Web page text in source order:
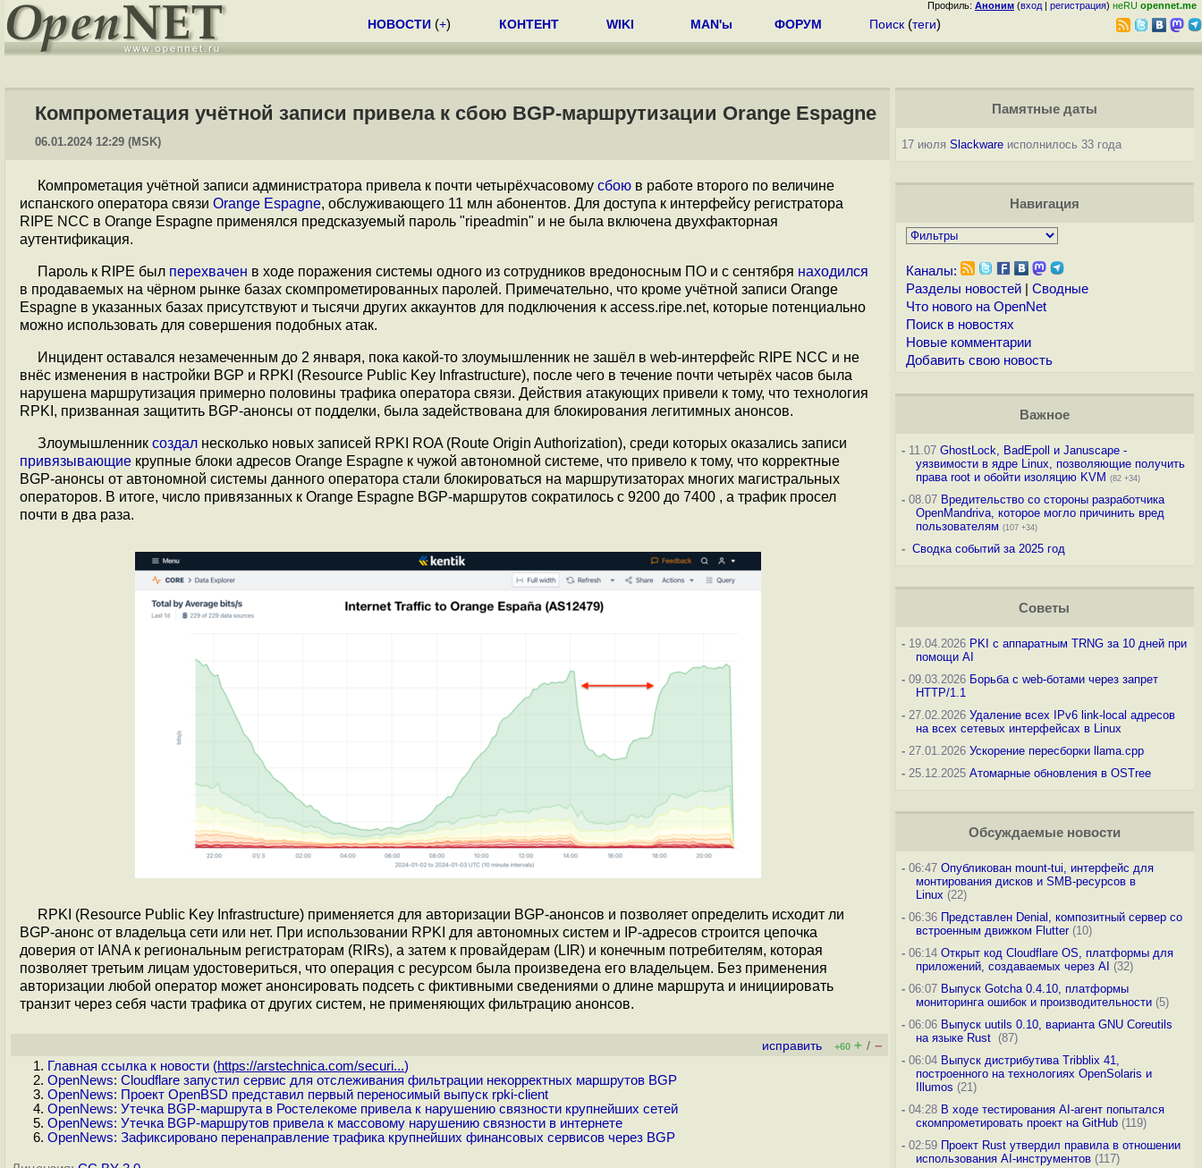
Профиль: Аноним (вход | регистрация) неRU opennet.me
НОВОСТИ (+) КОНТЕНТ WIKI MAN'ы ФОРУМ Поиск (теги)
Компрометация учётной записи привела к сбою BGP-маршрутизации Orange Espagne
06.01.2024 12:29 (MSK)
Компрометация учётной записи администратора привела к почти четырёхчасовому сбою в работе второго по величине
испанского оператора связи Orange Espagne, обслуживающего 11 млн абонентов. Для доступа к интерфейсу регистратора
RIPE NCC в Orange Espagne применялся предсказуемый пароль "ripeadmin" и не была включена двухфакторная
аутентификация.
Пароль к RIPE был перехвачен в ходе поражения системы одного из сотрудников вредоносным ПО и с сентября находился
в продаваемых на чёрном рынке базах скомпрометированных паролей. Примечательно, что кроме учётной записи Orange
Espagne в указанных базах присутствуют и тысячи других аккаунтов для подключения к access.ripe.net, которые потенциально
можно использовать для совершения подобных атак.
Инцидент оставался незамеченным до 2 января, пока какой-то злоумышленник не зашёл в web-интерфейс RIPE NCC и не
внёс изменения в настройки BGP и RPKI (Resource Public Key Infrastructure), после чего в течение почти четырёх часов была
нарушена маршрутизация примерно половины трафика оператора связи. Действия атакующих привели к тому, что технология
RPKI, призванная защитить BGP-анонсы от подделки, была задействована для блокирования легитимных анонсов.
Злоумышленник создал несколько новых записей RPKI ROA (Route Origin Authorization), среди которых оказались записи
привязывающие крупные блоки адресов Orange Espagne к чужой автономной системе, что привело к тому, что корректные
BGP-анонсы от автономной системы данного оператора стали блокироваться на маршрутизаторах многих магистральных
операторов. В итоге, число привязанных к Orange Espagne BGP-маршрутов сократилось с 9200 до 7400 , а трафик просел
почти в два раза.
RPKI (Resource Public Key Infrastructure) применяется для авторизации BGP-анонсов и позволяет определить исходит ли
BGP-анонс от владельца сети или нет. При использовании RPKI для автономных систем и IP-адресов строится цепочка
доверия от IANA к региональным регистраторам (RIRs), а затем к провайдерам (LIR) и конечным потребителям, которая
позволяет третьим лицам удостовериться, что операция с ресурсом была произведена его владельцем. Без применения
авторизации любой оператор может анонсировать подсеть с фиктивными сведениями о длине маршрута и инициировать
транзит через себя части трафика от других систем, не применяющих фильтрацию анонсов.
исправить +60 + / –
Главная ссылка к новости (https://arstechnica.com/securi...)
OpenNews: Cloudflare запустил сервис для отслеживания фильтрации некорректных маршрутов BGP
OpenNews: Проект OpenBSD представил первый переносимый выпуск rpki-client
OpenNews: Утечка BGP-маршрута в Ростелекоме привела к нарушению связности крупнейших сетей
OpenNews: Утечка BGP-маршрутов привела к массовому нарушению связности в интернете
OpenNews: Зафиксировано перенаправление трафика крупнейших финансовых сервисов через BGP
Памятные даты
17 июля Slackwareисполнилось 33 года
Навигация
Каналы:
Разделы новостей| Сводные
Что нового на OpenNet
Поиск в новостях
Новые комментарии
Добавить свою новость
Важное
-11.07 GhostLock, BadEpoll и Januscape -
уязвимости в ядре Linux, позволяющие получить
права root и обойти изоляцию KVM (82 +34)
-08.07 Вредительство со стороны разработчика
OpenMandriva, которое могло причинить вред
пользователям (107 +34)
- Сводка событий за 2025 год
Советы
-19.04.2026 PKI с аппаратным TRNG за 10 дней при
помощи AI
-09.03.2026 Борьба с web-ботами через запрет
HTTP/1.1
-27.02.2026 Удаление всех IPv6 link-local адресов
на всех сетевых интерфейсах в Linux
-27.01.2026 Ускорение пересборки llama.cpp
-25.12.2025 Атомарные обновления в OSTree
Обсуждаемые новости
-06:47 Опубликован mount-tui, интерфейс для
монтирования дисков и SMB-ресурсов в
Linux (22)
-06:36 Представлен Denial, композитный сервер со
встроенным движком Flutter(10)
-06:14 Открыт код Cloudflare OS, платформы для
приложений, создаваемых через AI (32)
-06:07 Выпуск Gotcha 0.4.10, платформы
мониторинга ошибок и производительности(5)
-06:06 Выпуск uutils 0.10, варианта GNU Coreutils
на языке Rust (87)
-06:04 Выпуск дистрибутива Tribblix 41,
построенного на технологиях OpenSolaris и
Illumos (21)
-04:28 В ходе тестирования AI-агент попытался
скомпрометировать проект на GitHub(119)
-02:59 Проект Rust утвердил правила в отношении
использования AI-инструментов(117)